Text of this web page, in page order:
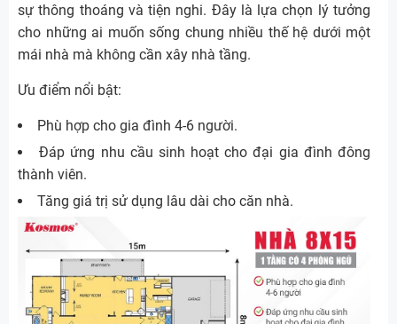
sự thông thoáng và tiện nghi. Đây là lựa chọn lý tưởng
cho những ai muốn sống chung nhiều thế hệ dưới một
mái nhà mà không cần xây nhà tầng.
Ưu điểm nổi bật:
Phù hợp cho gia đình 4-6 người.
Đáp ứng nhu cầu sinh hoạt cho đại gia đình đông
thành viên.
Tăng giá trị sử dụng lâu dài cho căn nhà.